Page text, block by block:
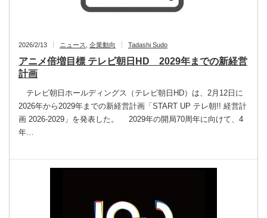
2026/2/13 ニュース 企業動向 Tadashi Sudo
アニメ倍増目標 テレビ朝日HD 2029年までの新経営
計画
テレビ朝日ホールディングス（テレビ朝日HD）は、2月12日に
2026年から2029年までの新経営計画「START UP テレ朝!! 経営計
画 2026-2029」を発表した。 2029年の開局70周年に向けて、4
年…